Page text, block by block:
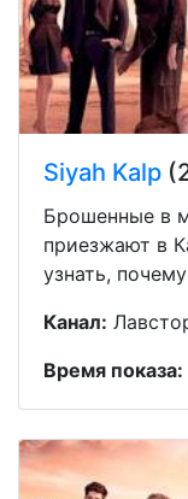
Siyah Kalp
Брошенные в
приезжают в
узнать,
Канал:
Время показа: